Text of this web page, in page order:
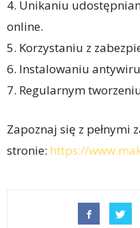
4. Unikaniu
online.
5. Korzystaniu z
6. Instalowaniu
7. Regularnym
Zapoznaj się z pełnymi
stronie: https://